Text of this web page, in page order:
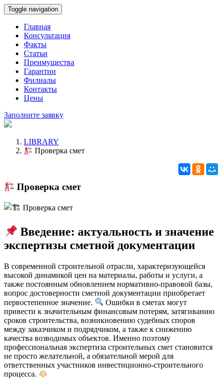
Toggle navigation
Главная
Консультация
Факты
Статьи
Преимущества
Гарантии
Филиалы
Контакты
Цены
Заполните заявку
LIBRARY
Проверка смет
Проверка смет
Введение: актуальность и значение
экспертизы сметной документации
В современной строительной отрасли, характеризующейся
высокой динамикой цен на материалы, работы и услуги, а
также постоянным обновлением нормативно-правовой базы,
вопрос достоверности сметной документации приобретает
первостепенное значение.
Ошибки в сметах могут
привести к значительным финансовым потерям, затягиванию
сроков строительства, возникновению судебных споров
между заказчиком и подрядчиком, а также к снижению
качества возводимых объектов. Именно поэтому
профессиональная экспертиза строительных смет становится
не просто желательной, а обязательной мерой для
ответственных участников инвестиционно-строительного
процесса.